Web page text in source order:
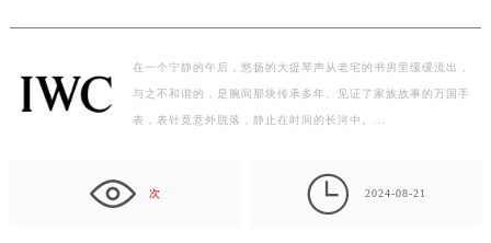
在一个宁静的午后，悠扬的大提琴声从老宅的书房里缓缓流出，
与之不和谐的，是腕间那块传承多年、见证了家族故事的万国手
表，表针竟意外脱落，静止在时间的长河中。…
次  2024-08-21